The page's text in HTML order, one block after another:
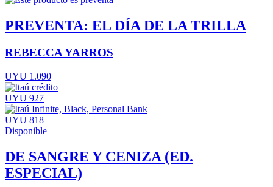
PREVENTA: EL DÍA DE LA TRILLA
REBECCA YARROS
UYU 1.090
UYU 927
UYU 818
Disponible
DE SANGRE Y CENIZA (ED.
ESPECIAL)